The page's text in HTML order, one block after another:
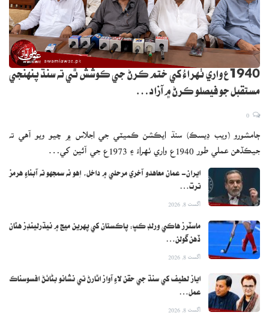
1940ع واري ٺهراءُ کي ختم ڪرڻ جي ڪوشش ٿي ته سنڌ پنهنجي
مستقبل جو فيصلو ڪرڻ ۾ آزاد…
ڄامشورو (ويب ڊيسڪ) سنڌ ايڪشن ڪميٽي جي اجلاس ۾ چيو ويو آهي ته
جيڪڏهن عملي طور 1940ع واري ٺهراءُ ۽ 1973ع جي آئين کي…
ايران- عمان معاهدو آخري مرحلي ۾ داخل، اِهو نه سمجهو ته آبناءِ هرمز
ترت…
اگست 8, 2026
ماسٽرز هاڪي ورلڊ ڪپ: پاڪستان کي پهرين ميچ ۾ نيڌرلينڊز هٿان
ڏهن گولن…
اگست 8, 2026
اياز لطيف کي سنڌ جي حقن لاءِ آواز اٿارڻ تي نشانو بڻائڻ افسوسناڪ
عمل…
اگست 8, 2026